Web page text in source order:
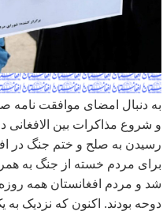
به دنبال امضای موافقت نامه
و شروع مذاکرات بین الافغانی
رسیدن به صلح و ختم جنگ در
برای مردم خسته از جنگ به
شد و مردم افغانستان همه
دوحه بودند. اکنون که نزدیک